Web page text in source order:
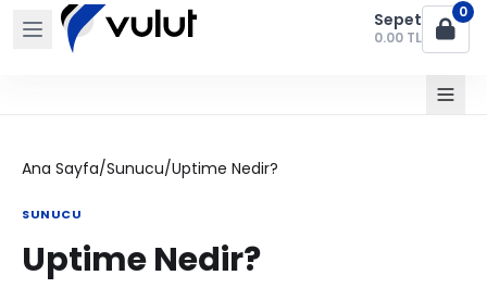
Sepet
0.00 TL
0
Ana Sayfa/Sunucu/Uptime Nedir?
SUNUCU
Uptime Nedir?